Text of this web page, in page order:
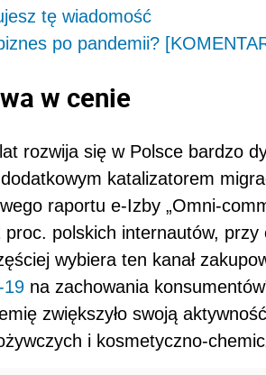
tę wiadomość
po pandemii?
w cenie
rozwija się w Polsce bardzo
katalizatorem
raportu e-Izby „Omni-
polskich internautów,
wybiera ten kanał
19 na zachowania
zwiększyło swoją
i kosmetyczno-